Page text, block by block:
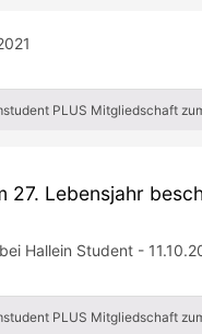
PLUS Mitgliedschaft
27. Lebensjahr
Hallein Student -
PLUS Mitgliedschaft